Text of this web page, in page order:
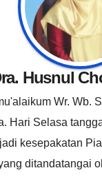
Husnul
Wr. Wb.
Hari Selasa
kesepakatan
ditandatangai